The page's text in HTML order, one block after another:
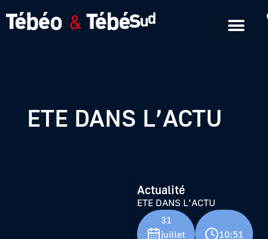
ETE DANS L’ACTU
Actualité
ETE DANS L’ACTU
31
juillet
10:51